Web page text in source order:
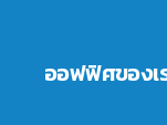
ออฟฟิศของเ